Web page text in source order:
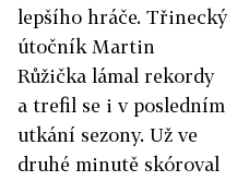
lepšího hráče. Třinecký
útočník Martin
Růžička lámal rekordy
a trefil se i v posledním
utkání sezony. Už ve
druhé minutě skóroval